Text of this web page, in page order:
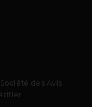
des Avis
.